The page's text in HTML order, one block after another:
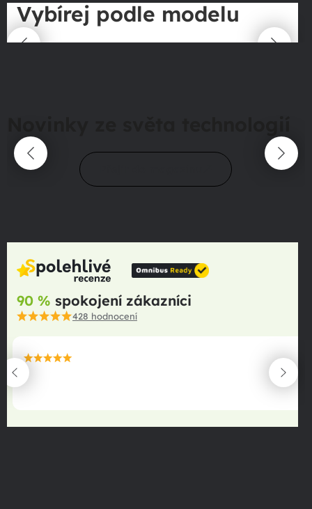
Vybírej podle modelu
90 % spokojení zákazníci
428 hodnocení
maximální spokojenost
22.06.2025